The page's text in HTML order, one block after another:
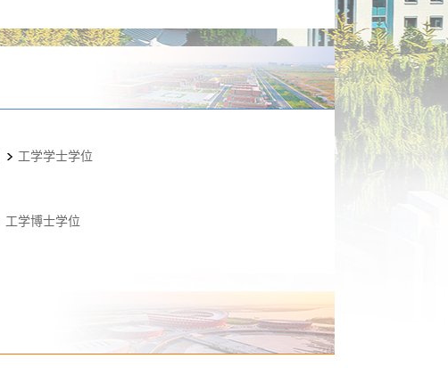
工学学士学位
工学博士学位